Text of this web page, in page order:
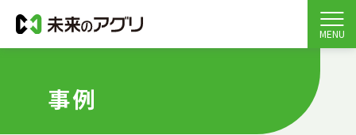
MENU
事例